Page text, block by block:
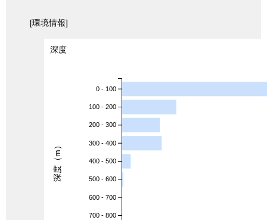
[環境情報]
深度
0 - 100
100 - 200
200 - 300
300 - 400
400 - 500
500 - 600
600 - 700
700 - 800
深度（m）